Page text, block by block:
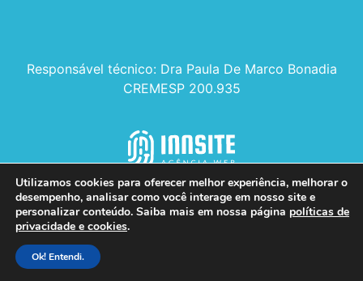
Utilizamos cookies para oferecer melhor experiência, melhorar o
desempenho, analisar como você interage em nosso site e
personalizar conteúdo. Saiba mais em nossa página políticas de
privacidade e cookies.
Ok! Entendi.
Responsável técnico: Dra Paula De Marco Bonadia
CREMESP 200.935
© 2026 - Todos os direitos reservados.